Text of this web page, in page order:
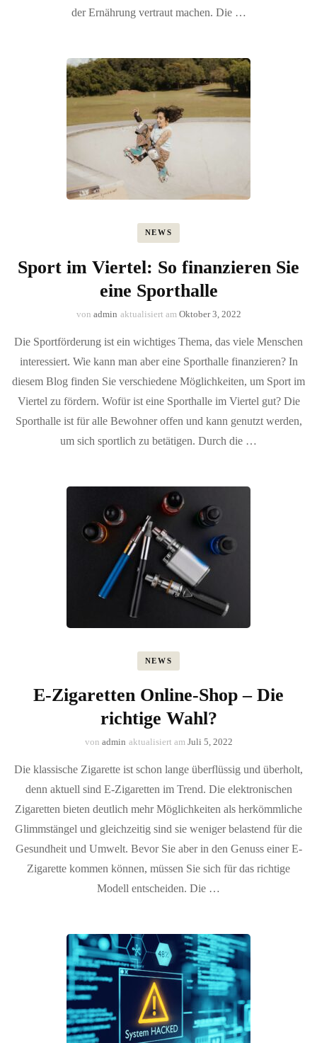
der Ernährung vertraut machen. Die …
NEWS
Sport im Viertel: So finanzieren Sie
eine Sporthalle
von admin aktualisiert am Oktober 3, 2022
Die Sportförderung ist ein wichtiges Thema, das viele Menschen
interessiert. Wie kann man aber eine Sporthalle finanzieren? In
diesem Blog finden Sie verschiedene Möglichkeiten, um Sport im
Viertel zu fördern. Wofür ist eine Sporthalle im Viertel gut? Die
Sporthalle ist für alle Bewohner offen und kann genutzt werden,
um sich sportlich zu betätigen. Durch die …
NEWS
E-Zigaretten Online-Shop – Die
richtige Wahl?
von admin aktualisiert am Juli 5, 2022
Die klassische Zigarette ist schon lange überflüssig und überholt,
denn aktuell sind E-Zigaretten im Trend. Die elektronischen
Zigaretten bieten deutlich mehr Möglichkeiten als herkömmliche
Glimmstängel und gleichzeitig sind sie weniger belastend für die
Gesundheit und Umwelt. Bevor Sie aber in den Genuss einer E-
Zigarette kommen können, müssen Sie sich für das richtige
Modell entscheiden. Die …